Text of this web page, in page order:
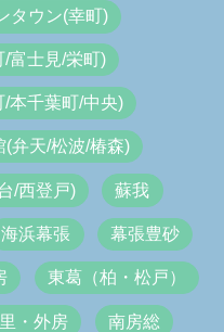
タウン(幸町)
富士見/栄町)
本千葉町/中央)
弁天/松波/椿森)
/西登戸) 蘇我
海浜幕張 幕張豊砂
東葛（柏・松戸）
・外房 南房総